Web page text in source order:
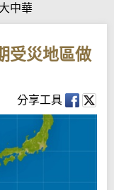
大中華
受災地區做
分享工具